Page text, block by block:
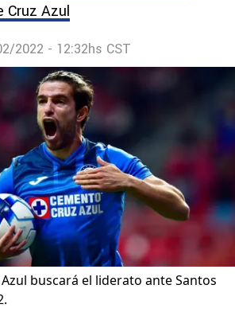
Cruz Azul
2022 - 12:32hs CST
buscará el liderato ante Santos